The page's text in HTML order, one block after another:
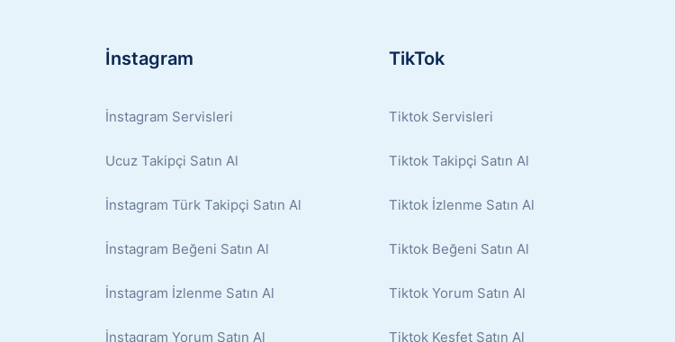
İnstagram
İnstagram Servisleri
Ucuz Takipçi Satın Al
İnstagram Türk Takipçi Satın Al
İnstagram Beğeni Satın Al
İnstagram İzlenme Satın Al
İnstagram Yorum Satın Al
TikTok
Tiktok Servisleri
Tiktok Takipçi Satın Al
Tiktok İzlenme Satın Al
Tiktok Beğeni Satın Al
Tiktok Yorum Satın Al
Tiktok Keşfet Satın Al